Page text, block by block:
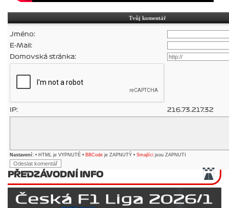
Tvůj komentář
Jméno:
E-Mail:
Domovská stránka:
IP: 216.73.217.32
Nastavení: • HTML je VYPNUTÉ • BBCode je ZAPNUTÝ • Smajlíci jsou ZAPNUTI
PŘEDZÁVODNÍ INFO